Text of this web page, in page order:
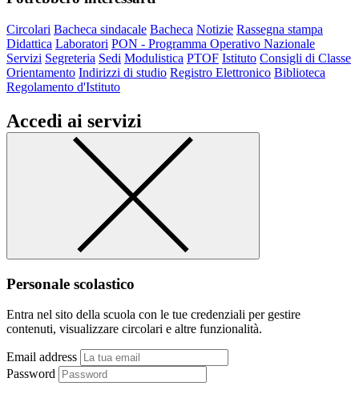
Circolari Bacheca sindacale Bacheca Notizie Rassegna stampa
Didattica Laboratori PON - Programma Operativo Nazionale
Servizi Segreteria Sedi Modulistica PTOF Istituto Consigli di Classe
Orientamento Indirizzi di studio Registro Elettronico Biblioteca
Regolamento d'Istituto
Accedi ai servizi
Personale scolastico
Entra nel sito della scuola con le tue credenziali per gestire
contenuti, visualizzare circolari e altre funzionalità.
Email address
Password